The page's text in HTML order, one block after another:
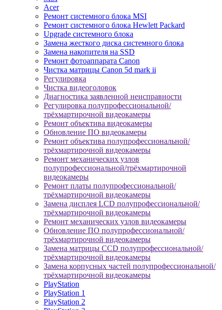
Acer
Ремонт системного блока MSI
Ремонт системного блока Hewlett Packard
Upgrade системного блока
Замена жесткого диска системного блока
Замена накопителя на SSD
Ремонт фотоаппарата Canon
Чистка матрицы Canon 5d mark ii
Регулировка
Чистка видеоголовок
Диагностика заявленной неисправности
Регулировка полупрофессиональной/
трёхмартирочной видеокамеры
Ремонт объектива видеокамеры
Обновление ПО видеокамеры
Ремонт объектива полупрофессиональной/
трёхмартирочной видеокамеры
Ремонт механических узлов
полупрофессиональной/трёхмартирочной
видеокамеры
Ремонт платы полупрофессиональной/
трёхмартирочной видеокамеры
Замена дисплея LCD полупрофессиональной/
трёхмартирочной видеокамеры
Ремонт механических узлов видеокамеры
Обновление ПО полупрофессиональной/
трёхмартирочной видеокамеры
Замена матрицы CCD полупрофессиональной/
трёхмартирочной видеокамеры
Замена корпусных частей полупрофессиональной/
трёхмартирочной видеокамеры
PlayStation
PlayStation 1
PlayStation 2